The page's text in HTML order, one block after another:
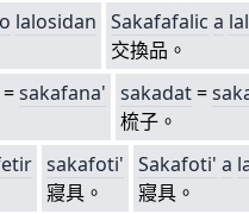
lalosidan Sakafafalic a
交換品。
=sakafana' sakadat=
梳子。
sakafoti'
寢具。
Sakafoti' a
寢具。